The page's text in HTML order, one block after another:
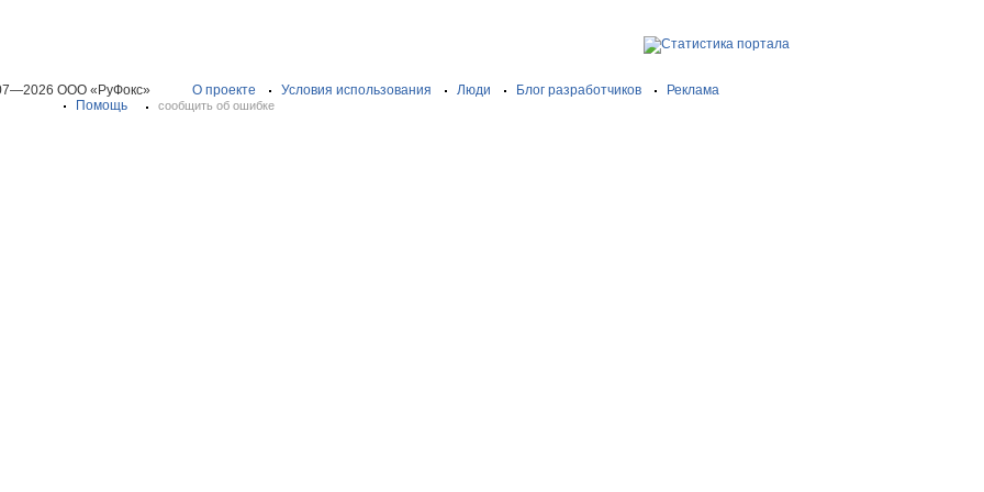
ООО «РуФокс» О проекте Условия использования Люди Блог разработчиков
Реклама
Помощь
сообщить об ошибке